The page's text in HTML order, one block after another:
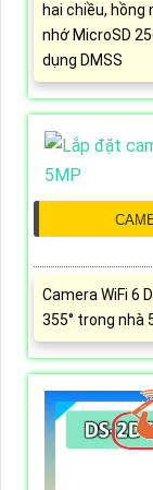
hai chiều,
nhớ MicroSD
dụng DMSS
Camera WiFi 6
355° trong nhà